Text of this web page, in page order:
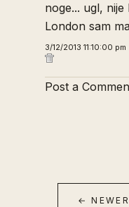
noge... ugl,
London sam
3/12/2013 11:10:00 pm
Post a
← NEWER